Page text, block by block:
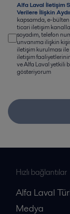
Alfa Laval İletişim
Verilere İlişkin
kapsamda, e-
ticari iletişim
soyadım, telefon
unvanıma ilişkin
iletişim kurulması
iletişim
ve Alfa Laval yetkili
gösteriyorum
Hızlı bağlantılar
Alfa Laval
Medya